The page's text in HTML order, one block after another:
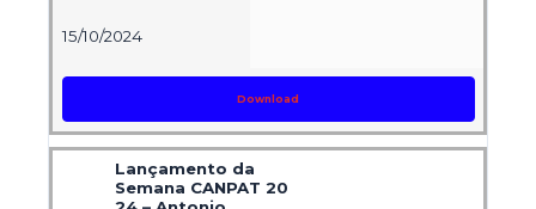
15/10/2024
Download
Lançamento da
Semana CANPAT 20